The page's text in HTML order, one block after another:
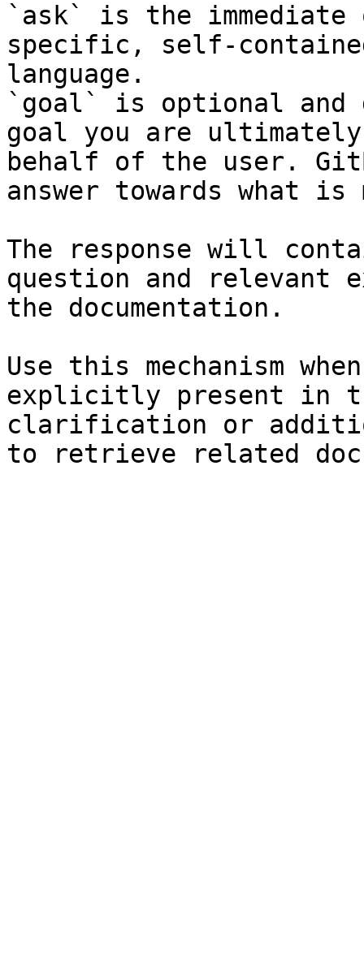
`ask` is the
specific, self-
language.
`goal` is optional and
goal you are
behalf of the user.
answer towards what
The response will
question and relevant
the documentation.
Use this mechanism
explicitly present in
clarification or